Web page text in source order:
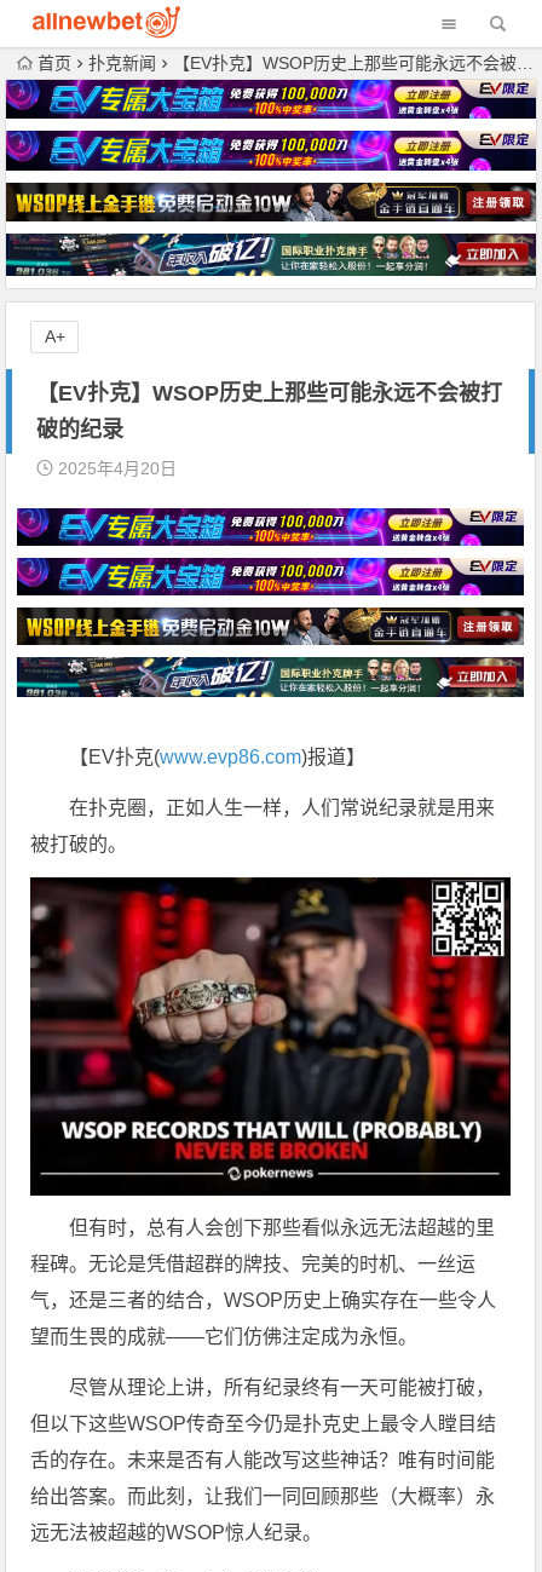
首页 扑克新闻 【EV扑克】WSOP历史上那些可能永远不会被打破的纪录
【EV扑克】WSOP历史上那些可能永远不会被打
破的纪录
2025年4月20日
【EV扑克(www.evp86.com)报道】
在扑克圈，正如人生一样，人们常说纪录就是用来
被打破的。
但有时，总有人会创下那些看似永远无法超越的里
程碑。无论是凭借超群的牌技、完美的时机、一丝运
气，还是三者的结合，WSOP历史上确实存在一些令人
望而生畏的成就——它们仿佛注定成为永恒。
尽管从理论上讲，所有纪录终有一天可能被打破，
但以下这些WSOP传奇至今仍是扑克史上最令人瞠目结
舌的存在。未来是否有人能改写这些神话？唯有时间能
给出答案。而此刻，让我们一同回顾那些（大概率）永
远无法被超越的WSOP惊人纪录。
A+